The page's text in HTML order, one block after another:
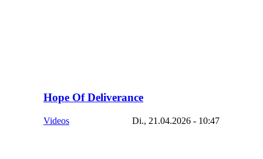
Hope Of Deliverance
Videos Di., 21.04.2026 - 10:47